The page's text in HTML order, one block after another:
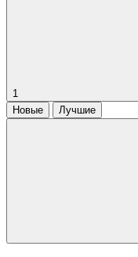
1
Новые
Лучшие